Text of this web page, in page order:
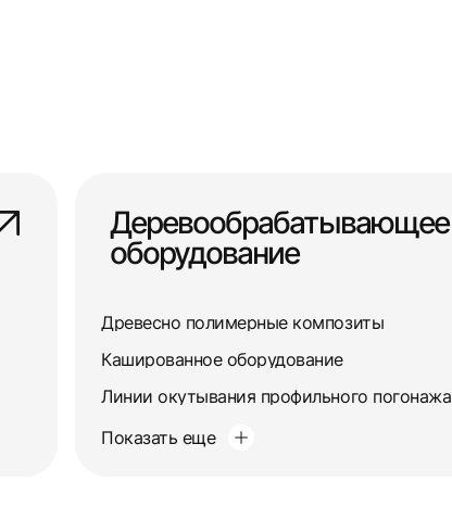
Деревообрабатывающее
оборудование
Древесно полимерные композиты
Кашированное оборудование
Линии окутывания профильного погонажа
Показать еще